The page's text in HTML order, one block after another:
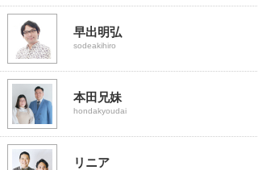
早出明弘
sodeakihiro
本田兄妹
hondakyoudai
リニア